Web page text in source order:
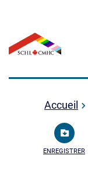
Accueil
ENREGISTRER